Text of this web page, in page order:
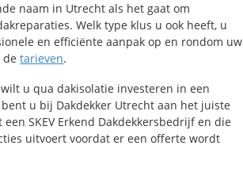
naam in Utrecht als het gaat om
Welk type klus u ook heeft, u
en efficiënte aanpak op en rondom uw
detarieven.
u qua dakisolatie investeren in een
u bij Dakdekker Utrecht aan het juiste
SKEV Erkend Dakdekkersbedrijf en die
uitvoert voordat er een offerte wordt